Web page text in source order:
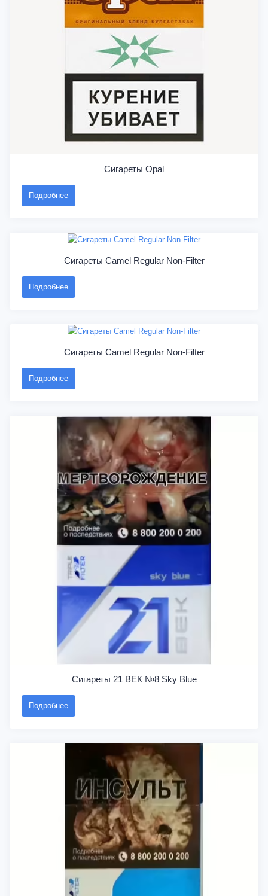
Сигареты Opal
Подробнее
Сигареты Camel Regular Non-Filter
Подробнее
Сигареты Camel Regular Non-Filter
Подробнее
Сигареты 21 ВЕК №8 Sky Blue
Подробнее